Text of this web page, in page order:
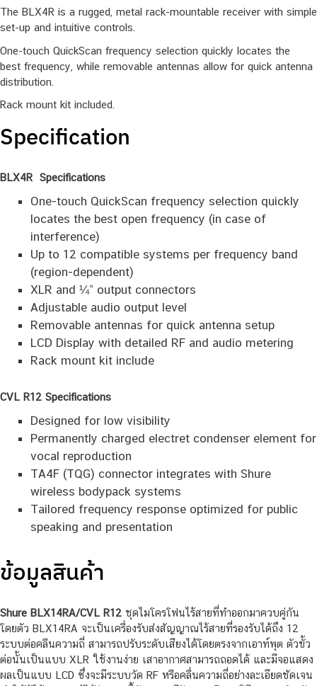
The BLX4R is a rugged, metal rack-mountable receiver with simple
set-up and intuitive controls.
One-touch QuickScan frequency selection quickly locates the
best frequency, while removable antennas allow for quick antenna
distribution.
Rack mount kit included.
Specification
BLX4R Specifications
One-touch QuickScan frequency selection quickly
locates the best open frequency (in case of
interference)
Up to 12 compatible systems per frequency band
(region-dependent)
XLR and ¼” output connectors
Adjustable audio output level
Removable antennas for quick antenna setup
LCD Display with detailed RF and audio metering
Rack mount kit include
CVL R12 Specifications
Designed for low visibility
Permanently charged electret condenser element for
vocal reproduction
TA4F (TQG) connector integrates with Shure
wireless bodypack systems
Tailored frequency response optimized for public
speaking and presentation
ข้อมูลสินค้า
Shure BLX14RA/CVL R12 ชุดไมโครโฟนไร้สายที่ทำออกมาควบคู่กัน
โดยตัว BLX14RA จะเป็นเครื่องรับส่งสัญญาณไร้สายที่รองรับได้ถึง 12
ระบบต่อคลืนความถี่ สามารถปรับระดับเสียงได้โดยตรงจากเอาท์พุต ตัวขั้ว
ต่อนั้นเป็นแบบ XLR ใช้งานง่าย เสาอากาศสามารถถอดได้ และมีจอแสดง
ผลเป็นแบบ LCD ซึ่งจะมีระบบวัด RF หรือคลื่นความถี่อย่างละเอียดชัดเจน